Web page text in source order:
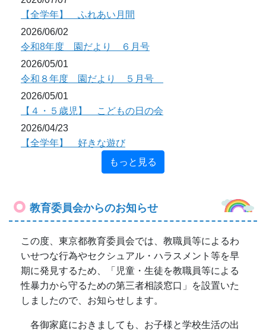
教育委員会からのお知らせ
この度、東京都教育委員会では、教職員等によるわ
いせつな行為やセクシュアル・ハラスメント等を早
期に発見するため、「児童・生徒を教職員等による
性暴力から守るための第三者相談窓口」を設置いた
しましたので、お知らせします。
各御家庭におきましても、お子様と学校生活の出
来事を話し合う中で、何か心配なことがあれば、電
話・メールでの御相談が可能ですので、御活用くだ
『児童・生徒を教職員等による性暴力から守る
幼稚園ブログ